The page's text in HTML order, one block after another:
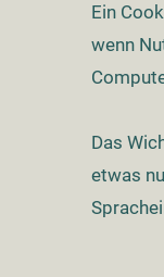
Ein
wenn
Das
etwas